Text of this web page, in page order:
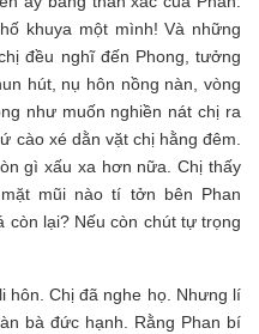
khuya một mình! Và những
đều nghĩ đến Phong, tưởng
hút, nụ hôn nồng nàn, vòng
như muốn nghiền nát chị ra
xé dằn vặt chị hằng đêm.
gì xấu xa hơn nữa. Chị thấy
mũi nào tí tởn bên Phan
còn lại? Nếu còn chút tự trọng
hôn. Chị đã nghe họ. Nhưng lí
bà đức hạnh. Rằng Phan bí